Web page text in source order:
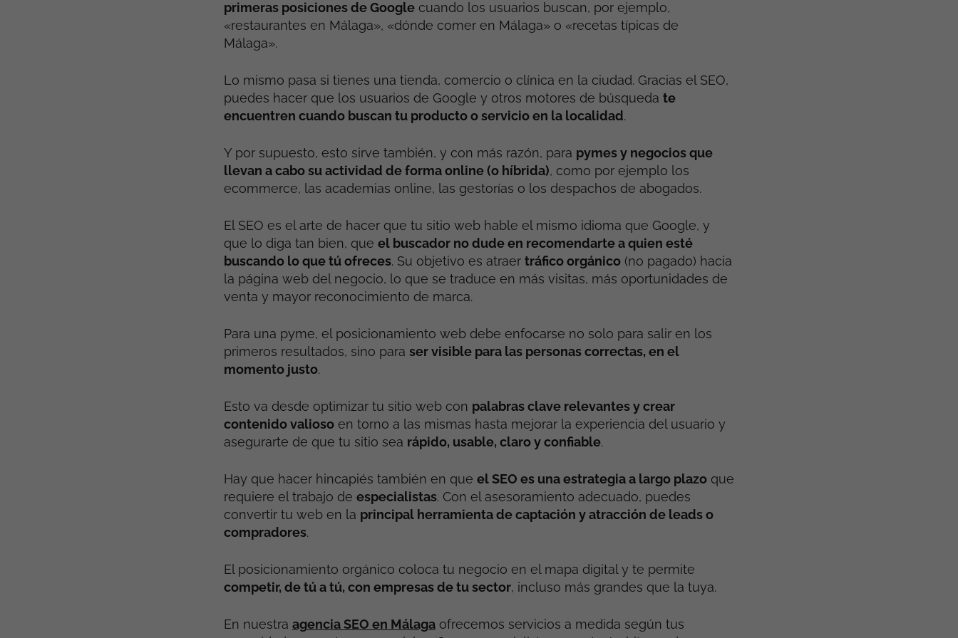
primeras posiciones de Googlecuando los usuarios buscan, por ejemplo,
«restaurantes en Málaga», «dónde comer en Málaga» o «recetas típicas de
Málaga».
Lo mismo pasa si tienes una tienda, comercio o clínica en la ciudad. Gracias el SEO,
puedes hacer que los usuarios de Google y otros motores de búsqueda te
encuentren cuando buscan tu producto o servicio en la localidad.
Y por supuesto, esto sirve también, y con más razón, para pymes y negocios que
llevan a cabo su actividad de forma online (o híbrida), como por ejemplo los
ecommerce, las academias online, las gestorías o los despachos de abogados.
El SEO es el arte de hacer que tu sitio web hable el mismo idioma que Google, y
que lo diga tan bien, que el buscador no dude en recomendarte a quien esté
buscando lo que tú ofreces. Su objetivo es atraer tráfico orgánico(no pagado) hacia
la página web del negocio, lo que se traduce en más visitas, más oportunidades de
venta y mayor reconocimiento de marca.
Para una pyme, el posicionamiento web debe enfocarse no solo para salir en los
primeros resultados, sino para ser visible para las personas correctas, en el
momento justo.
Esto va desde optimizar tu sitio web con palabras clave relevantes y crear
contenido valiosoen torno a las mismas hasta mejorar la experiencia del usuario y
asegurarte de que tu sitio sea rápido, usable, claro y confiable.
Hay que hacer hincapiés también en que el SEO es una estrategia a largo plazoque
requiere el trabajo de especialistas. Con el asesoramiento adecuado, puedes
convertir tu web en la principal herramienta de captación y atracción de leads o
compradores.
El posicionamiento orgánico coloca tu negocio en el mapa digital y te permite
competir, de tú a tú, con empresas de tu sector, incluso más grandes que la tuya.
En nuestra agencia SEO en Málagaofrecemos servicios a medida según tus